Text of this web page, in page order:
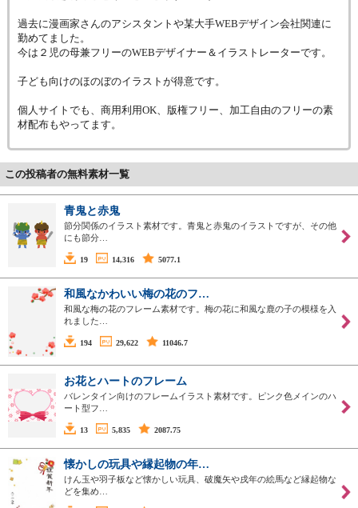
過去に漫画家さんのアシスタントや某大手WEBデザイン会社関連に
勤めてました。
今は２児の母兼フリーのWEBデザイナー＆イラストレーターです。
子ども向けのほのぼのイラストが得意です。
個人サイトでも、商用利用OK、版権フリー、加工自由のフリーの素
材配布もやってます。
この投稿者の無料素材一覧
青鬼と赤鬼
節分関係のイラスト素材です。青鬼と赤鬼のイラストですが、その他
にも節分…
19 14,316 5077.1
和風なかわいい梅の花のフ…
和風な梅の花のフレーム素材です。梅の花に和風な鹿の子の模様を入
れました…
194 29,622 11046.7
お花とハートのフレーム
バレンタイン向けのフレームイラスト素材です。ピンク色メインのハ
ート型フ…
13 5,835 2087.75
懐かしの玩具や縁起物の年…
けん玉や羽子板など懐かしい玩具、破魔矢や戌年の絵馬など縁起物な
どを集め…